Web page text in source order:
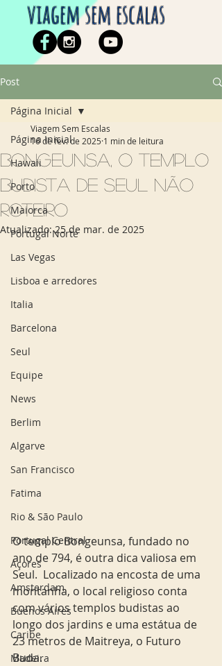
viagem sem escalas
Post
Página Inicial
Hawaii
Porto
Maiorca
Portugal Norte
Las Vegas
Lisboa e arredores
Italia
Barcelona
Seul
Equipe
News
Berlim
Algarve
San Francisco
Fatima
Rio & São Paulo
Portugal Central
Açores
Amsterdam
Buenos Aires
Caribe
Madeira
Página Inicial
Bongeunsa, o templo
budista de Seul não
roteiro
Viagem Sem Escalas
16 de fev. de 2025 1 min de leitura
Atualizado:25 de mar. de 2025
O templo Bongeunsa, fundado no
ano de 794, é outra dica valiosa em
Seul.  Localizado na encosta de uma
montanha, o local religioso conta
com vários templos budistas ao
longo dos jardins e uma estátua de
23 metros de Maitreya, o Futuro
Buda.